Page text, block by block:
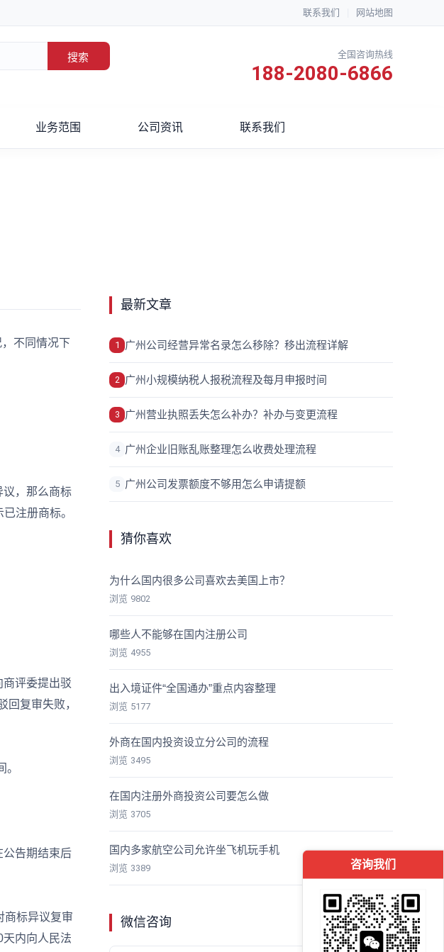
联系我们 网站地图
搜索 全国咨询热线
188-2080-6866
业务范围 公司资讯 联系我们
不同情况下
，那么商标
注册商标。
评委提出驳
回复审失败，
告期结束后
标异议复审
内向人民法
最新文章
1 广州公司经营异常名录怎么移除？移出流程详解
2 广州小规模纳税人报税流程及每月申报时间
3 广州营业执照丢失怎么补办？补办与变更流程
4 广州企业旧账乱账整理怎么收费处理流程
5 广州公司发票额度不够用怎么申请提额
猜你喜欢
为什么国内很多公司喜欢去美国上市？
浏览 9802
哪些人不能够在国内注册公司
浏览 4955
出入境证件“全国通办”重点内容整理
浏览 5177
外商在国内投资设立分公司的流程
浏览 3495
在国内注册外商投资公司要怎么做
浏览 3705
国内多家航空公司允许坐飞机玩手机
浏览 3389
微信咨询
咨询我们